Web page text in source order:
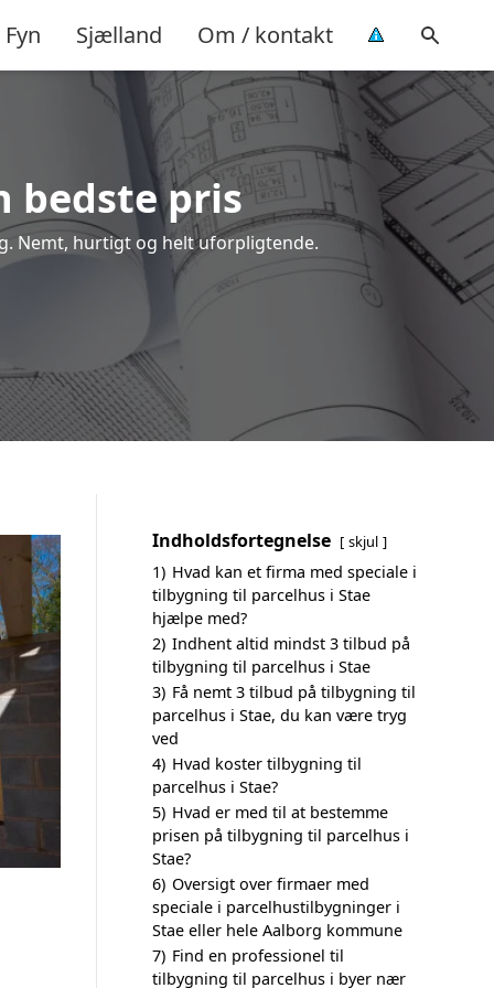
Fyn Sjælland Om / kontakt
bedste pris
Nemt, hurtigt og helt uforpligtende.
Indholdsfortegnelse skjul
1) Hvad kan et firma med speciale i
tilbygning til parcelhus i Stae
hjælpe med?
2) Indhent altid mindst 3 tilbud på
tilbygning til parcelhus i Stae
3) Få nemt 3 tilbud på tilbygning til
parcelhus i Stae, du kan være tryg
ved
4) Hvad koster tilbygning til
parcelhus i Stae?
5) Hvad er med til at bestemme
prisen på tilbygning til parcelhus i
Stae?
6) Oversigt over firmaer med
speciale i parcelhustilbygninger i
Stae eller hele Aalborg kommune
7) Find en professionel til
tilbygning til parcelhus i byer nær